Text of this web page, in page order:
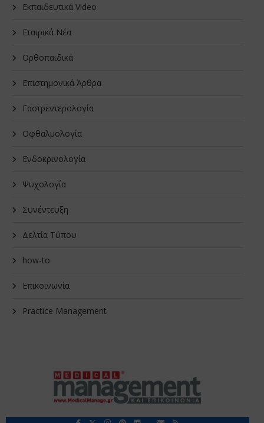
Εκπαιδευτικά Video
Εταιρικά Νέα
Oρθοπαιδικά
Επιστημονικά Άρθρα
Γαστρεντερολογία
Οφθαλμολογία
Ενδοκρινολογία
Ψυχολογία
Συνέντευξη
Δελτία Τύπου
how-to
Επικοινωνία
Practice Management